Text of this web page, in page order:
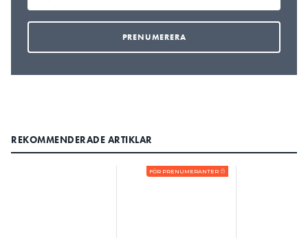
REKOMMENDERADE ARTIKLAR
FÖR PRENUMERANTER